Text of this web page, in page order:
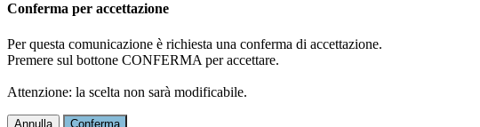
Conferma per accettazione
Per questa comunicazione è richiesta una conferma di accettazione.
Premere sul bottone CONFERMA per accettare.
Attenzione: la scelta non sarà modificabile.
Annulla Conferma